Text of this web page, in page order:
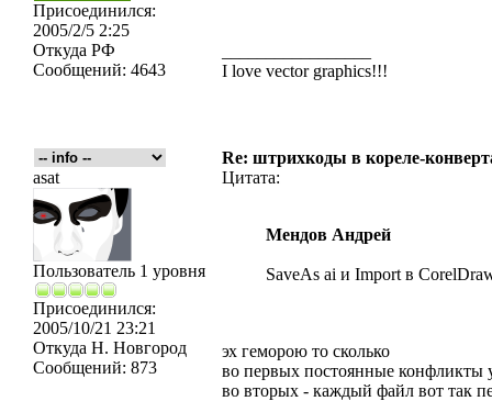
Присоединился:
2005/2/5 2:25
Откуда РФ
Сообщений: 4643
I love vector graphics!!!
Re: штрихкоды в кореле-
asat
Пользователь 1 уровня
Присоединился:
2005/10/21 23:21
Откуда Н. Новгород
Сообщений: 873
Цитата:
Мендов Андрей
SaveAs ai и Import в
эх геморою то сколько
во первых постоянные
во вторых - каждый файл вот так